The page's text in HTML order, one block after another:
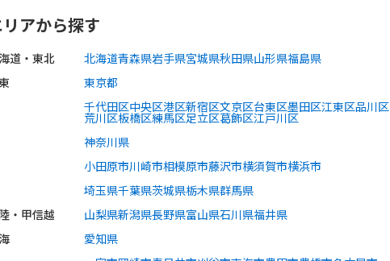
アから探す
道・東北 北海道青森県岩手県宮城県秋田県山形県福島県
東京都
千代田区中央区港区新宿区文京区台東区墨田区江東区品川区
荒川区板橋区練馬区足立区葛飾区江戸川区
神奈川県
小田原市川崎市相模原市藤沢市横須賀市横浜市
埼玉県千葉県茨城県栃木県群馬県
・甲信越
山梨県新潟県長野県富山県石川県福井県
愛知県